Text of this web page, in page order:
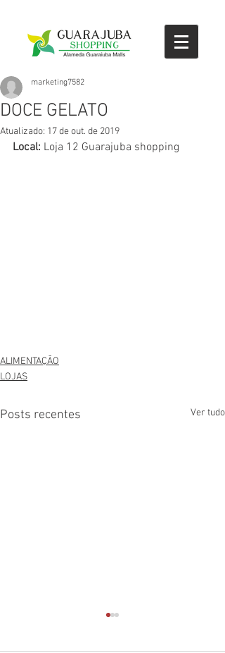
DOCE GELATO
marketing7582
Atualizado: 17 de out. de 2019
Local: Loja 12 Guarajuba shopping
ALIMENTAÇÃO
LOJAS
Posts recentes Ver tudo